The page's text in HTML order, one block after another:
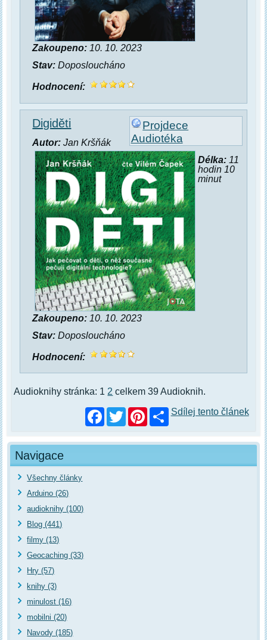
Zakoupeno: 10. 10. 2023
Stav: Doposloucháno
Hodnocení:
Projdece
Audiotéka
Digiděti
Autor: Jan Kršňák
Délka:11
hodin 10
minut
Zakoupeno: 10. 10. 2023
Stav: Doposloucháno
Hodnocení:
Audioknihy stránka: 1 2 celkem 39 Audioknih.
Facebook
TwitterPinterestSdílej tento článek
Navigace
Všechny články
Arduino (26)
audioknihy (100)
Blog (441)
filmy (13)
Geocaching (33)
Hry (57)
knihy (3)
minulost (16)
mobilni (20)
Navody (185)